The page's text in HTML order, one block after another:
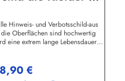
Hinweis- und Verbotsschild-aus
Oberflächen sind hochwertig
eine extrem lange Lebensdauer
lose angezogen werden, weil sonst
kann-Die Emailleschilder können
Regulärer Preis:
8,90 €